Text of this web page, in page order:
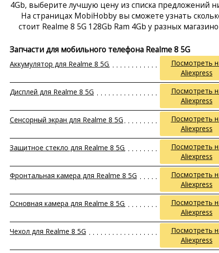
4Gb, выберите лучшую цену из списка предложений
На страницах MobiHobby вы сможете узнать
стоит Realme 8 5G 128Gb Ram 4Gb у разных
Запчасти для мобильного телефона Realme 8 5G
Аккумулятор для Realme 8 5G
Посмотреть
Aliexpress
Дисплей для Realme 8 5G
Посмотреть
Aliexpress
Сенсорный экран для Realme 8 5G
Посмотреть
Aliexpress
Защитное стекло для Realme 8 5G
Посмотреть
Aliexpress
Фронтальная камера для Realme 8 5G
Посмотреть
Aliexpress
Основная камера для Realme 8 5G
Посмотреть
Aliexpress
Чехол для Realme 8 5G
Посмотреть
Aliexpress